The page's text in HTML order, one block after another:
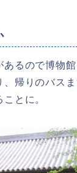
るので博物館
帰りのバス
とに。